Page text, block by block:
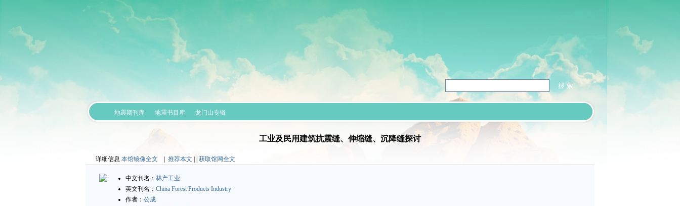
地震期刊库 地震书目库 龙门山专辑
工业及民用建筑抗震缝、伸缩缝、沉降缝探讨
详细信息 本馆镜像全文 推荐本文 获取馆网全文
中文刊名： 林产工业
英文刊名： China Forest Products Industry
作者： 公成